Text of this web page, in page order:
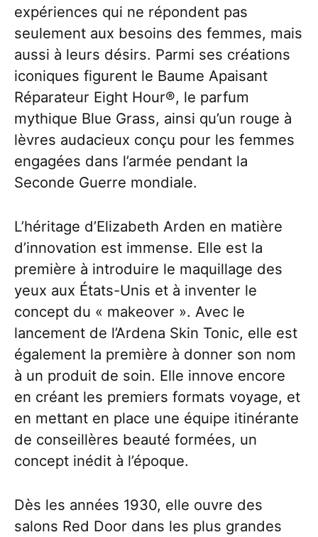
expériences qui ne répondent pas
seulement aux besoins des femmes, mais
aussi à leurs désirs. Parmi ses créations
iconiques figurent le Baume Apaisant
Réparateur Eight Hour®, le parfum
mythique Blue Grass, ainsi qu’un rouge à
lèvres audacieux conçu pour les femmes
engagées dans l’armée pendant la
Seconde Guerre mondiale.
L’héritage d’Elizabeth Arden en matière
d’innovation est immense. Elle est la
première à introduire le maquillage des
yeux aux États-Unis et à inventer le
concept du « makeover ». Avec le
lancement de l’Ardena Skin Tonic, elle est
également la première à donner son nom
à un produit de soin. Elle innove encore
en créant les premiers formats voyage, et
en mettant en place une équipe itinérante
de conseillères beauté formées, un
concept inédit à l’époque.
Dès les années 1930, elle ouvre des
salons Red Door dans les plus grandes